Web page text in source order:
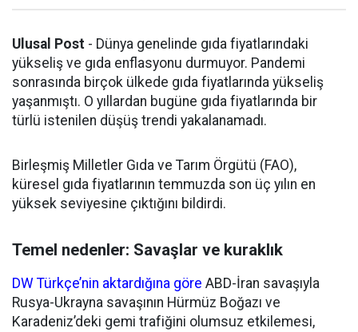
Ulusal Post - Dünya genelinde gıda fiyatlarındaki
yükseliş ve gıda enflasyonu durmuyor. Pandemi
sonrasında birçok ülkede gıda fiyatlarında yükseliş
yaşanmıştı. O yıllardan bugüne gıda fiyatlarında bir
türlü istenilen düşüş trendi yakalanamadı.
Birleşmiş Milletler Gıda ve Tarım Örgütü (FAO),
küresel gıda fiyatlarının temmuzda son üç yılın en
yüksek seviyesine çıktığını bildirdi.
Temel nedenler: Savaşlar ve kuraklık
DW Türkçe’nin aktardığına göre ABD-İran savaşıyla
Rusya-Ukrayna savaşının Hürmüz Boğazı ve
Karadeniz’deki gemi trafiğini olumsuz etkilemesi,